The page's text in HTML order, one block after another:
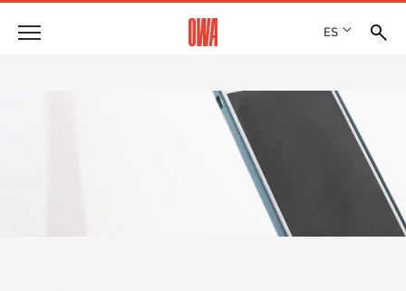
ES